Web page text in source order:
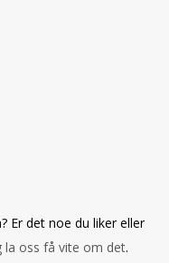
Er det noe du liker eller
la oss få vite om det.